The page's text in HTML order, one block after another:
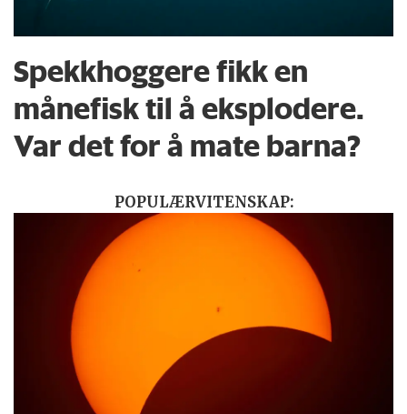
Spekkhoggere fikk en
månefisk til å eksplodere.
Var det for å mate barna?
POPULÆRVITENSKAP: